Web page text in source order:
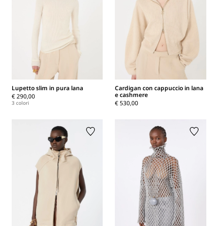
Lupetto slim in pura lana
€ 290,00
3 colori
Cardigan con cappuccio in lana
e cashmere
€ 530,00